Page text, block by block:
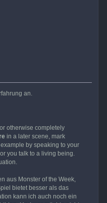
an.
otherwise completely
in a later scene, mark
by speaking to your
you talk to a living being.
aus Monster of the Week,
bietet besser als das
kann ich auch noch ein